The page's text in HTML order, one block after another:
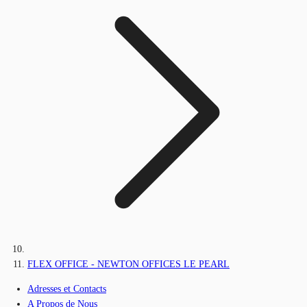
FLEX OFFICE - NEWTON OFFICES LE PEARL
Adresses et Contacts
A Propos de Nous